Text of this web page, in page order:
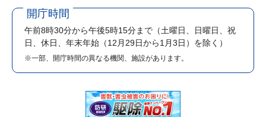
開庁時間
午前8時30分から午後5時15分まで （土曜日、日曜日、祝
日、休日、年末年始（12月29日から1月3日）を除く）
※一部、開庁時間の異なる機関、施設があります。